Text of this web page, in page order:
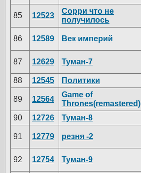
85 12523
Сорри что не
получилось
86 12589 Век империй
87 12629 Туман-7
88 12545 Политики
89 12564
Game of
Thrones(remastered)
90 12726 Туман-8
91 12779 резня -2
92 12754 Туман-9